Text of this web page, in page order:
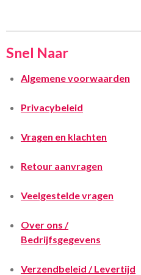
Snel Naar
Algemene voorwaarden
Privacybeleid
Vragen en klachten
Retour aanvragen
Veelgestelde vragen
Over ons /
Bedrijfsgegevens
Verzendbeleid / Levertijd